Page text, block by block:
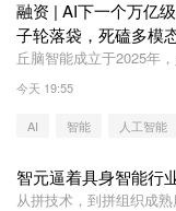
融资 | AI下一个万亿
子轮落袋，死磕多模
丘脑智能成立于2025年
忆架构研发的初创企业。
今天 19:55
AI 智能 人工智能
智元逼着具身智能行
从拼技术，到拼组织成熟